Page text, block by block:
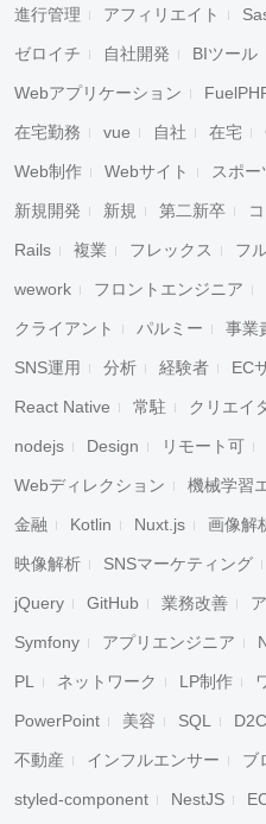
進行管理 アフィリエイト
ゼロイチ 自社開発 BIツール
Webアプリケーション
在宅勤務 vue 自社 在宅
Web制作 Webサイト スポー
新規開発 新規 第二新卒
Rails 複業 フレックス フ
wework フロントエンジニア
クライアント パルミー 事業
SNS運用 分析 経験者 EC
React Native 常駐 クリエイ
nodejs Design リモート可
Webディレクション 機械学習
金融 Kotlin Nuxt.js 画像解
映像解析 SNSマーケティング
jQuery GitHub 業務改善
Symfony アプリエンジニア
PL ネットワーク LP制作
PowerPoint 美容 SQL D2C
不動産 インフルエンサー ブ
styled-component NestJS